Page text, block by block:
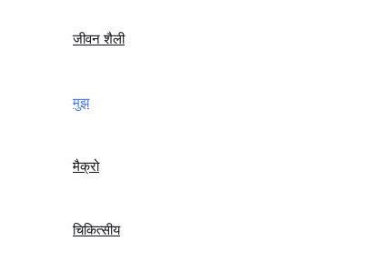
जीवन शैली
मुझ
मैक्रो
चिकित्सीय